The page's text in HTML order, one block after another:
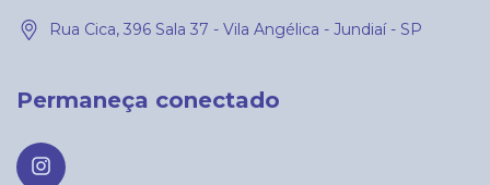
Rua Cica, 396 Sala 37 - Vila Angélica - Jundiaí - SP
Permaneça conectado